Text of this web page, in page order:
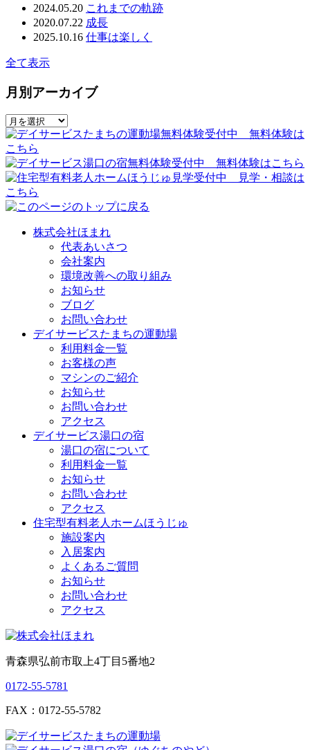
2024.05.20 これまでの軌跡
2020.07.22 成長
2025.10.16 仕事は楽しく
全て表示
月別アーカイブ
株式会社ほまれ
代表あいさつ
会社案内
環境改善への取り組み
お知らせ
ブログ
お問い合わせ
デイサービスたまちの運動場
利用料金一覧
お客様の声
マシンのご紹介
お知らせ
お問い合わせ
アクセス
デイサービス湯口の宿
湯口の宿について
利用料金一覧
お知らせ
お問い合わせ
アクセス
住宅型有料老人ホームほうじゅ
施設案内
入居案内
よくあるご質問
お知らせ
お問い合わせ
アクセス
青森県弘前市取上4丁目5番地2
0172-55-5781
FAX：0172-55-5782